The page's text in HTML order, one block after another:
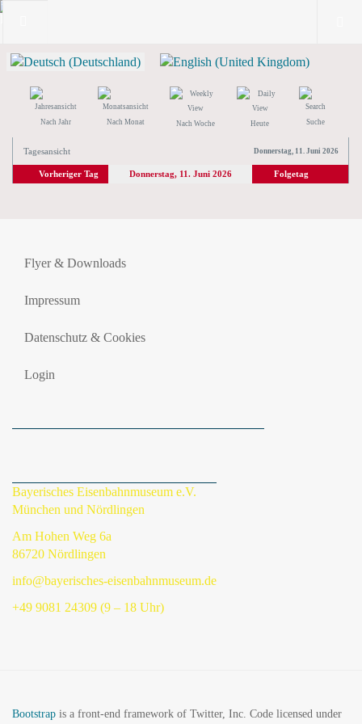
Nach Jahr Nach Monat Nach Woche Heute Suche
Tagesansicht Donnerstag, 11. Juni 2026
Vorheriger Tag Donnerstag, 11. Juni 2026 Folgetag
Flyer & Downloads
Impressum
Datenschutz & Cookies
Login
Bayerisches Eisenbahnmuseum e.V.
München und Nördlingen
Am Hohen Weg 6a
86720 Nördlingen
info@bayerisches-eisenbahnmuseum.de
+49 9081 24309 (9 – 18 Uhr)
Bootstrap is a front-end framework of Twitter, Inc. Code licensed under